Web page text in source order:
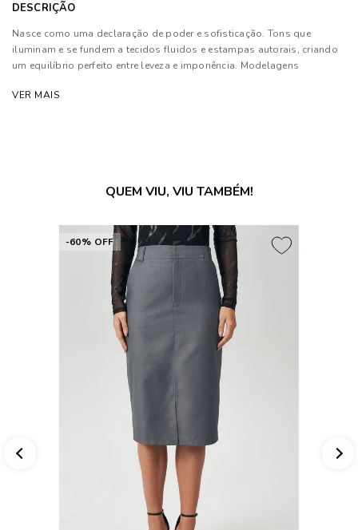
DESCRIÇÃO
Nasce como uma declaração de poder e sofisticação. Tons que
iluminam e se fundem a tecidos fluidos e estampas autorais, criando
um equilíbrio perfeito entre leveza e imponência. Modelagens
sua personalidade¿marcante e independente.
As cores dos produtos nas imagens reproduzidas com modelos
VER MAIS
QUEM VIU, VIU TAMBÉM!
-60% OFF